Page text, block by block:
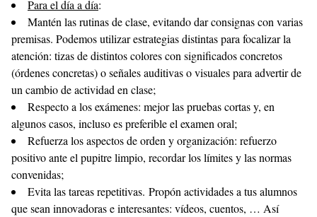
Para el día a día:
Mantén las rutinas de clase, evitando dar consignas con varias
premisas. Podemos utilizar estrategias distintas para focalizar la
atención: tizas de distintos colores con significados concretos
(órdenes concretas) o señales auditivas o visuales para advertir de
un cambio de actividad en clase;
Respecto a los exámenes: mejor las pruebas cortas y, en
algunos casos, incluso es preferible el examen oral;
Refuerza los aspectos de orden y organización: refuerzo
positivo ante el pupitre limpio, recordar los límites y las normas
convenidas;
Evita las tareas repetitivas. Propón actividades a tus alumnos
que sean innovadoras e interesantes: vídeos, cuentos, … Así